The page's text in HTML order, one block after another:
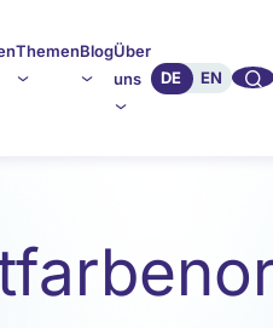
ThemenBlogÜber
uns
DE EN 🔍︎︎